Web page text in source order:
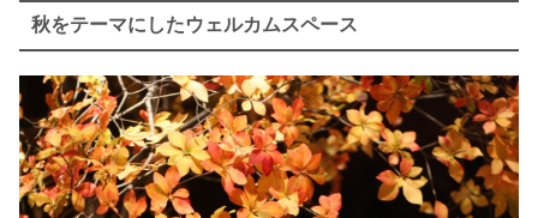
秋をテーマにしたウェルカムスペース